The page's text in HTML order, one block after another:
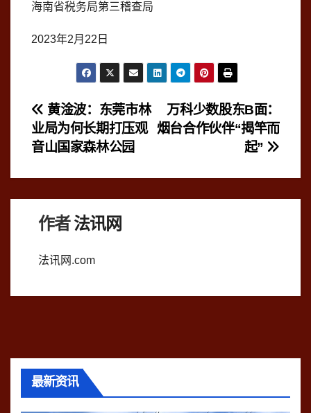
海南省税务局第三稽查局
2023年2月22日
文
章
导
航
万科少数股东B面：
烟台合作伙伴“揭竿而
起”
黄淦波：东莞市林
业局为何长期打压观
音山国家森林公园
作者法讯网
法讯网.com
最新资讯